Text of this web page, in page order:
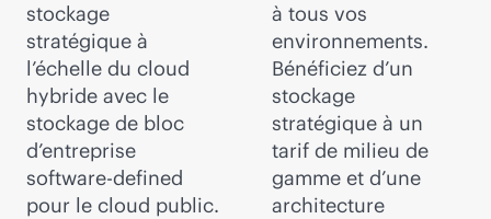
stockage
stratégique à
l’échelle du cloud
hybride avec le
stockage de bloc
d’entreprise
software-defined
pour le cloud public.
à tous vos
environnements.
Bénéficiez d’un
stockage
stratégique à un
tarif de milieu de
gamme et d’une
architecture